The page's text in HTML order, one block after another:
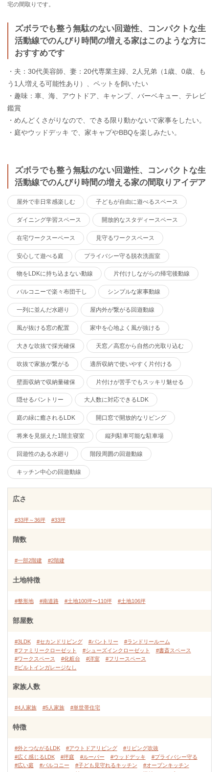
宅の間取りです。
ズボラでも整う無駄のない回遊性、コンパクトな生
活動線でのんびり時間の増える家はこのような方に
おすすめです
・夫：30代美容師、妻：20代専業主婦、2人兄弟（1歳、0歳、も
う1人増える可能性あり）、ペットを飼いたい
・趣味：車、海、アウトドア、キャンプ、バーベキュー、テレビ
鑑賞
・めんどくさがりなので、できる限り動かないで家事をしたい。
・庭やウッドデッキ で、家キャプやBBQを楽しみたい。
ズボラでも整う無駄のない回遊性、コンパクトな生
活動線でのんびり時間の増える家の間取りアイデア
屋外で非日常感楽しむ 子どもが自由に遊べるスペース
ダイニング学習スペース 開放的なスタディースペース
在宅ワークスーペース 見守るワークスペース
安心して遊べる庭 プライバシー守る脱衣洗面室
物をLDKに持ち込まない動線 片付けしながらの帰宅後動線
バルコニーで楽々布団干し シンプルな家事動線
一列に並んだ水廻り 屋内外が繋がる回遊動線
風が抜ける窓の配置 家中を心地よく風が抜ける
大きな吹抜で採光確保 天窓／高窓から自然の光取り込む
吹抜で家族が繋がる 適所収納で使いやすく片付ける
壁面収納で収納量確保 片付けが苦手でもスッキリ魅せる
隠せるパントリー 大人数に対応できるLDK
庭の緑に癒されるLDK 開口窓で開放的なリビング
将来を見据えた1階主寝室 縦列駐車可能な駐車場
回遊性のある水廻り 階段周囲の回遊動線
キッチン中心の回遊動線
広さ
#33坪～36坪 #33坪
階数
#一部2階建 #2階建
土地特徴
#整形地 #南道路 #土地100坪〜110坪 #土地106坪
部屋数
#3LDK #セカンドリビング #パントリー
#ランドリールーム
#ファミリークローゼット
#シューズインクローゼット
#書斎スペース
#ワークスペース
#化粧台 #洋室
#フリースペース
#ビルトインガレージなし
家族人数
#4人家族 #5人家族 #単世帯住宅
特徴
#外とつながるLDK #アウトドアリビング
#リビング吹抜
#広く感じるLDK
#坪庭 #ルーバー #ウッドデッキ
#プライバシー守る
#広い庭
#バルコニー #子ども見守れるキッチン
#オープンキッチン